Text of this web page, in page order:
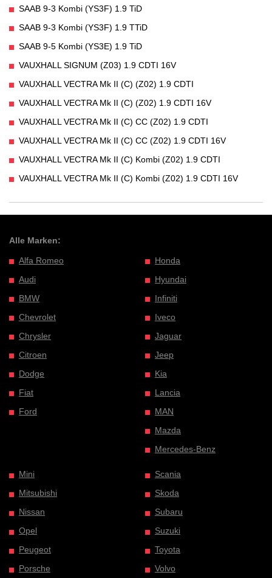
SAAB 9-3 Kombi (YS3F) 1.9 TiD
SAAB 9-3 Kombi (YS3F) 1.9 TTiD
SAAB 9-5 Kombi (YS3E) 1.9 TiD
VAUXHALL SIGNUM (Z03) 1.9 CDTI 16V
VAUXHALL VECTRA Mk II (C) (Z02) 1.9 CDTI
VAUXHALL VECTRA Mk II (C) (Z02) 1.9 CDTI 16V
VAUXHALL VECTRA Mk II (C) CC (Z02) 1.9 CDTI
VAUXHALL VECTRA Mk II (C) CC (Z02) 1.9 CDTI 16V
VAUXHALL VECTRA Mk II (C) Kombi (Z02) 1.9 CDTI
VAUXHALL VECTRA Mk II (C) Kombi (Z02) 1.9 CDTI 16V
Alle Marken:
Alfa Romeo
Audi
BMW
Chevrolet
Chrysler
Citroen
Dodge
Fiat
Ford
Honda
Hyundai
Infiniti
Iveco
Jaguar
Jeep
Kia
Lancia
MAN
Mazda
Mercedes-Benz
Mini
Mitsubishi
Nissan
Opel
Peugeot
Porsche
Scania
Skoda
Subaru
Suzuki
Toyota
Volvo